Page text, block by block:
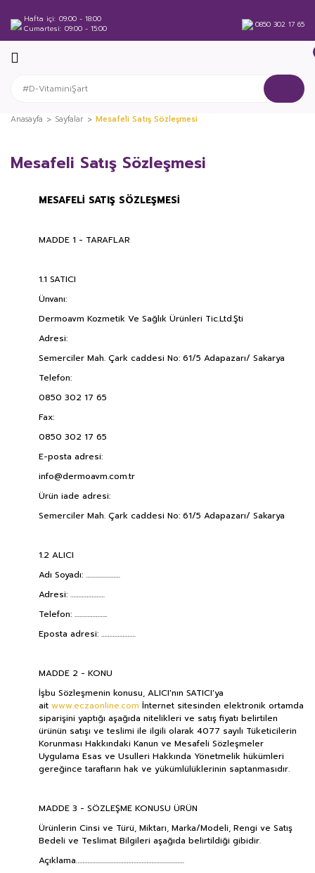
Hafta içi 09:00 - 18:00
Cumartesi 09:00 - 15:00 0850 302 17 65
Anasayfa Sayfalar Mesafeli Satış Sözleşmesi
Mesafeli Satış Sözleşmesi
MESAFELİ SATIŞ SÖZLEŞMESİ
MADDE 1 - TARAFLAR
1.1 SATICI
Ünvanı:
Dermoavm Kozmetik Ve Sağlık Ürünleri Tic.Ltd.Şti
Adresi:
Semerciler Mah. Çark caddesi No: 61/5 Adapazarı/ Sakarya
Telefon:
0850 302 17 65
Fax:
0850 302 17 65
E-posta adresi:
info@dermoavm.com.tr
Ürün iade adresi:
Semerciler Mah. Çark caddesi No: 61/5 Adapazarı/ Sakarya
1.2 ALICI
Adı Soyadı: …………………
Adresi: …………………
Telefon: ………………..
Eposta adresi: …………………
MADDE 2 - KONU
İşbu Sözleşmenin konusu, ALICI'nın SATICI'ya
ait www.eczaonline.com İnternet sitesinden elektronik ortamda
siparişini yaptığı aşağıda nitelikleri ve satış fiyatı belirtilen
ürünün satışı ve teslimi ile ilgili olarak 4077 sayılı Tüketicilerin
Korunması Hakkındaki Kanun ve Mesafeli Sözleşmeler
Uygulama Esas ve Usulleri Hakkında Yönetmelik hükümleri
gereğince tarafların hak ve yükümlülüklerinin saptanmasıdır.
MADDE 3 - SÖZLEŞME KONUSU ÜRÜN
Ürünlerin Cinsi ve Türü, Miktarı, Marka/Modeli, Rengi ve Satış
Bedeli ve Teslimat Bilgileri aşağıda belirtildiği gibidir.
Açıklama…………………………………………………………